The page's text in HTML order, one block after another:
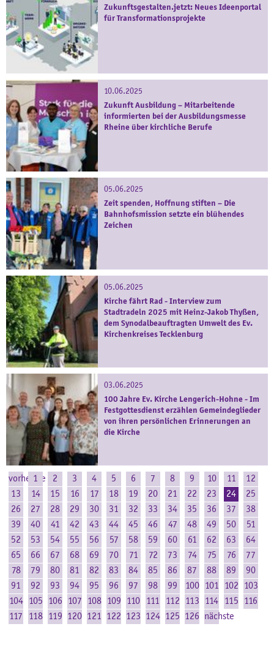
Zukunftsgestalten.jetzt: Neues Ideenportal
für Transformationsprojekte
10.06.2025
Zukunft Ausbildung – Mitarbeitende
informierten bei der Ausbildungsmesse
Rheine über kirchliche Berufe
05.06.2025
Zeit spenden, Hoffnung stiften – Die
Bahnhofsmission setzte ein blühendes
Zeichen
05.06.2025
Kirche fährt Rad - Interview zum
Stadtradeln 2025 mit Heinz-Jakob Thyßen,
dem Synodalbeauftragten Umwelt des Ev.
Kirchenkreises Tecklenburg
03.06.2025
100 Jahre Ev. Kirche Lengerich-Hohne - Im
Festgottesdienst erzählen Gemeindeglieder
von ihren persönlichen Erinnerungen an
die Kirche
vorherige
1 2 3 4 5 6 7 8 9 10 11
12
13
14 15 16 17 18 19 20 21 22 23 24
25
26
27 28 29 30 31 32 33 34 35 36 37
38
39
40 41 42 43 44 45 46 47 48 49 50
51
52
53 54 55 56 57 58 59 60 61 62 63
64
65
66 67 68 69 70 71 72 73 74 75 76
77
78
79 80 81 82 83 84 85 86 87 88 89
90
91
92 93 94 95 96 97 98 99 100 101 102
103
104
105 106 107 108 109 110 111 112 113 114 115
116
117
118 119 120 121 122 123 124 125 126 nächste